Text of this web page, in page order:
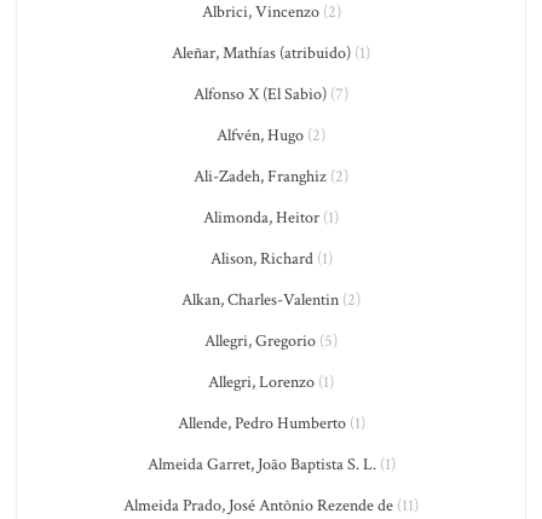
Albrici, Vincenzo(2)
Aleñar, Mathías (atribuido) (1)
Alfonso X (El Sabio) (7)
Alfvén, Hugo (2)
Ali-Zadeh, Franghiz (2)
Alimonda, Heitor (1)
Alison, Richard(1)
Alkan, Charles-Valentin (2)
Allegri, Gregorio (5)
Allegri, Lorenzo (1)
Allende, Pedro Humberto(1)
Almeida Garret, João Baptista S. L.(1)
Almeida Prado, José Antônio Rezende de (11)